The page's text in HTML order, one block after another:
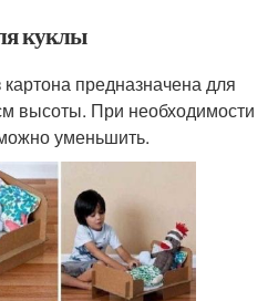
куклы
предназначена для
высоты. При необходимости
уменьшить.